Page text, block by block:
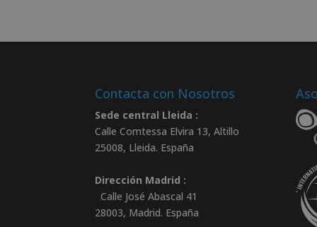
Contacta con Nosotros
Sede central Lleida :
Calle Comtessa Elvira 13, Altillo
25008, Lleida. España
Dirección Madrid :
Calle José Abascal 41
28003, Madrid. España